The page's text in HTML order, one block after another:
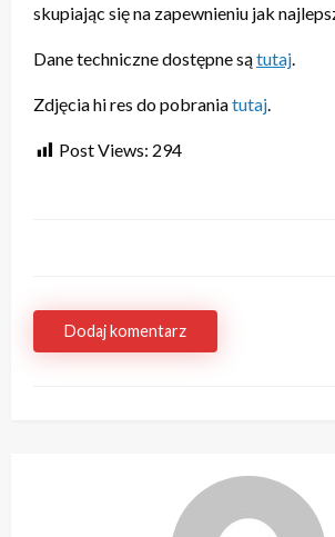
skupiając się na zapewnieniu jak
Dane techniczne dostępne sątutaj.
Zdjęcia hi res do pobraniatutaj.
Post Views: 294
Dodaj komentarz